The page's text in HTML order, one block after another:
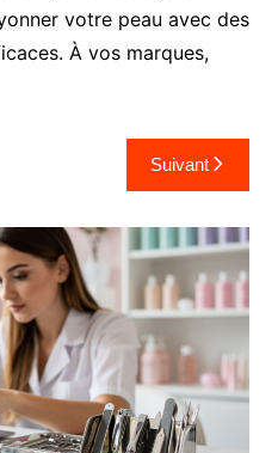
votre peau avec des
À vos marques,
Suivant